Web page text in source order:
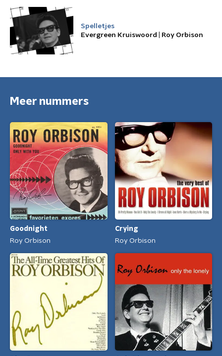
Spelletjes
Evergreen Kruiswoord | Roy Orbison
Meer nummers
Goodnight
Roy Orbison
Crying
Roy Orbison